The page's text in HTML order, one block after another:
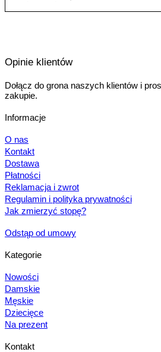
Opinie klientów
Dołącz do grona naszych klientów i
zakupie.
Informacje
O nas
Kontakt
Dostawa
Płatności
Reklamacja i zwrot
Regulamin i polityka prywatności
Jak zmierzyć stopę?
Odstąp od umowy
Kategorie
Nowości
Damskie
Męskie
Dziecięce
Na prezent
Kontakt